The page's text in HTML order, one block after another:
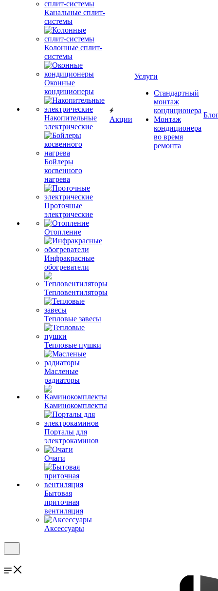
Канальные сплит-
системы
Колонные сплит-
системы
Оконные
кондиционеры
Накопительные
электрические
Бойлеры
косвенного
нагрева
Проточные
электрические
Отопление
Инфракрасные
обогреватели
Тепловентиляторы
Тепловые завесы
Тепловые пушки
Масленые
радиаторы
Каминокомплекты
Порталы для
электрокаминов
Очаги
Бытовая
приточная
вентиляция
Аксессуары
Акции
Услуги
Стандартный
монтаж
кондиционера
Монтаж
кондиционера
во время
ремонта